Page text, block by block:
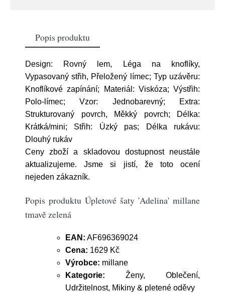
Popis produktu
Design: Rovný lem, Léga na knoflíky,
Vypasovaný střih, Přeložený límec; Typ uzávěru:
Knoflíkové zapínání; Materiál: Viskóza; Výstřih:
Polo-límec; Vzor: Jednobarevný; Extra:
Strukturovaný povrch, Měkký povrch; Délka:
Krátká/mini; Střih: Úzký pas; Délka rukávu:
Dlouhý rukáv
Ceny zboží a skladovou dostupnost neustále
aktualizujeme. Jsme si jistí, že toto ocení
nejeden zákazník.
Popis produktu Úpletové šaty 'Adelina' millane
tmavě zelená
EAN: AF696369024
Cena: 1629 Kč
Výrobce: millane
Kategorie: Ženy, Oblečení,
Udržitelnost, Mikiny & pletené oděvy